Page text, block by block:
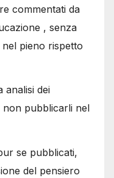
commentati da
, senza
nel pieno rispetto
analisi dei
non pubblicarli nel
se pubblicati,
del pensiero